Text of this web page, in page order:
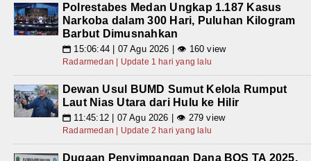
Polrestabes Medan Ungkap 1.187 Kasus
Narkoba dalam 300 Hari, Puluhan Kilogram
Barbut Dimusnahkan
📅 15:06:44 | 07 Agu 2026 | 👁 160 view
Radarmedan | Update 1 hari yang lalu
Dewan Usul BUMD Sumut Kelola Rumput
Laut Nias Utara dari Hulu ke Hilir
📅 11:45:12 | 07 Agu 2026 | 👁 279 view
Radarmedan | Update 2 hari yang lalu
Dugaan Penyimpangan Dana BOS TA 2025,